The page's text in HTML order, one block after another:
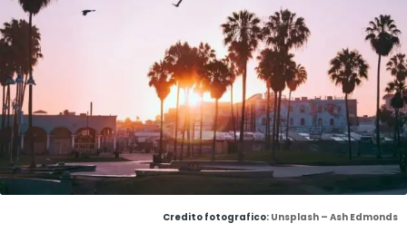
Credito fotografico: Unsplash – Ash Edmonds